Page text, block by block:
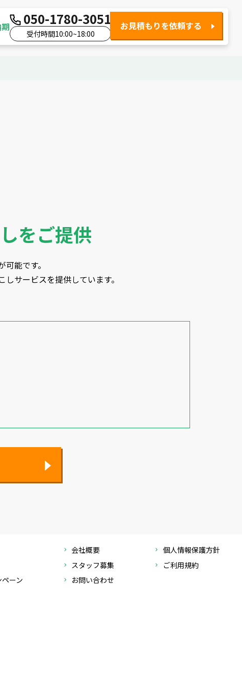
050-1780-3051
受付時間10:00~18:00
お見積もりを依頼する
をご提供
能です。
サービスを提供しています。
ーン
会社概要
スタッフ募集
お問い合わせ
個人情報保護方針
ご利用規約